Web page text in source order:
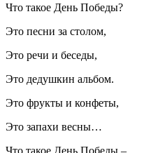
Что такое День Победы?
Это песни за столом,
Это речи и беседы,
Это дедушкин альбом.
Это фрукты и конфеты,
Это запахи весны…
Что такое День Победы –